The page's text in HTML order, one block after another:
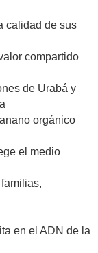
calidad de sus
compartido
de Urabá y
orgánico
el medio
en el ADN de la